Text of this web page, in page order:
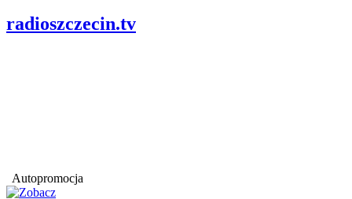
radioszczecin.tv
Autopromocja